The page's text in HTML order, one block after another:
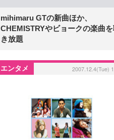
mihimaru GTの新曲ほか、
CHEMISTRYやビョークの楽曲
き放題
エンタメ 2007.12.4(Tue)